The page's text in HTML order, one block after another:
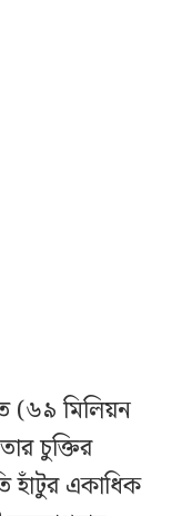
(৬৯ মিলিয়ন
চুক্তির
হাঁটুর একাধিক